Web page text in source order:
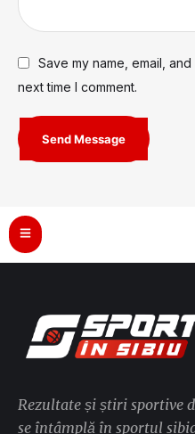
Save my name, email,
next time I comment.
Send Message
Rezultate și știri sportive
se întâmplă în sportul